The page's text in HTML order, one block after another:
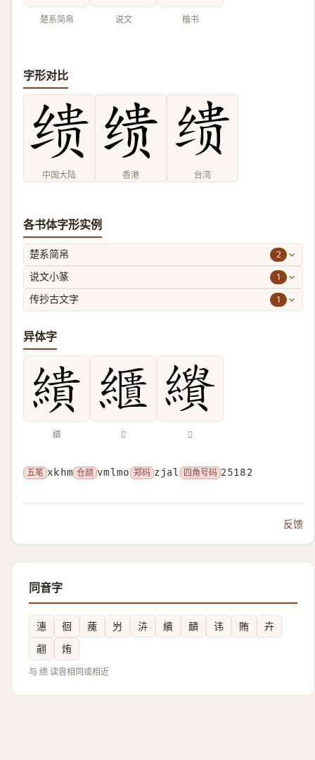
楚系简帛 说文 楷书
字形对比
中国大陆 香港 台湾
各书体字形实例
楚系简帛 2
说文小篆 1
传抄古文字 1
异体字
繢 𦆠 𦇣
五笔 xkhm 仓颉 vmlmo 郑码 zjal 四角号码 25182
反馈
同音字
潓 徊 藱 屶 泋 繢 靧 讳 賄
卉
翽
烠
与 缋 读音相同或相近